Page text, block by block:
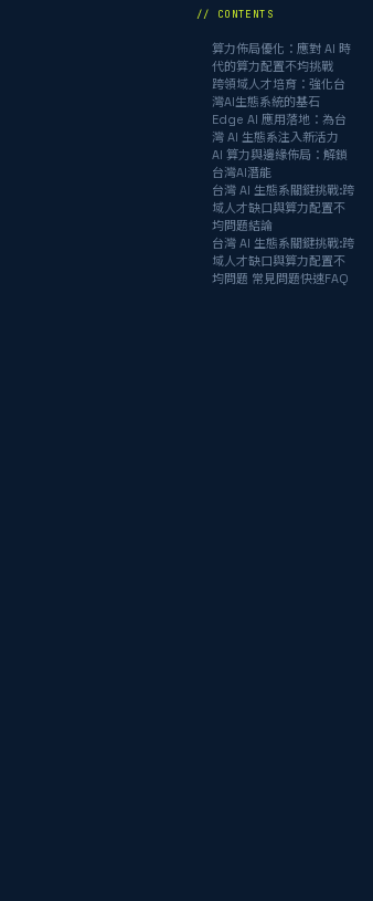
// CONTENTS
算力佈局優化：應對 AI 時
代的算力配置不均挑戰
跨領域人才培育：強化台
灣AI生態系統的基石
Edge AI 應用落地：為台
灣 AI 生態系注入新活力
AI 算力與邊緣佈局：解鎖
台灣AI潛能
台灣 AI 生態系關鍵挑戰:跨
域人才缺口與算力配置不
均問題結論
台灣 AI 生態系關鍵挑戰:跨
域人才缺口與算力配置不
均問題 常見問題快速FAQ